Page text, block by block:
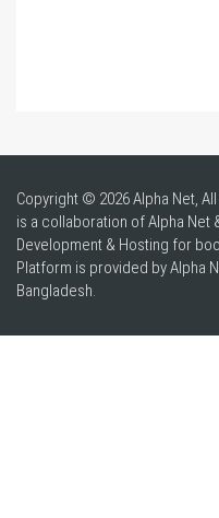
Copyright © 2026 Alpha Net,
is a collaboration of Alpha Net
Development & Hosting for
Platform is provided by Alpha
Bangladesh.